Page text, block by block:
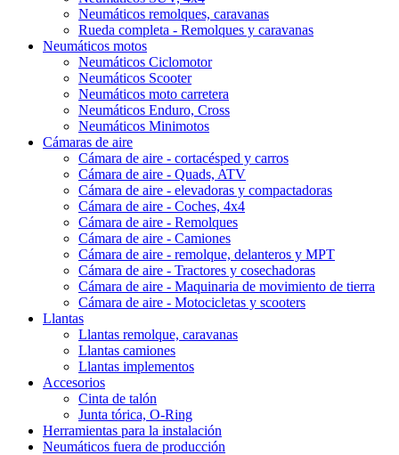
Neumáticos remolques, caravanas
Rueda completa - Remolques y caravanas
Neumáticos motos
Neumáticos Ciclomotor
Neumáticos Scooter
Neumáticos moto carretera
Neumáticos Enduro, Cross
Neumáticos Minimotos
Cámaras de aire
Cámara de aire - cortacésped y carros
Cámara de aire - Quads, ATV
Cámara de aire - elevadoras y compactadoras
Cámara de aire - Coches, 4x4
Cámara de aire - Remolques
Cámara de aire - Camiones
Cámara de aire - remolque, delanteros y MPT
Cámara de aire - Tractores y cosechadoras
Cámara de aire - Maquinaria de movimiento de tierra
Cámara de aire - Motocicletas y scooters
Llantas
Llantas remolque, caravanas
Llantas camiones
Llantas implementos
Accesorios
Cinta de talón
Junta tórica, O-Ring
Herramientas para la instalación
Neumáticos fuera de producción